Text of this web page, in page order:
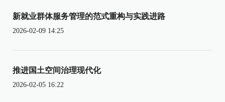
新就业群体服务管理的范式重构与实践进路
2026-02-09 14:25
推进国土空间治理现代化
2026-02-05 16:22